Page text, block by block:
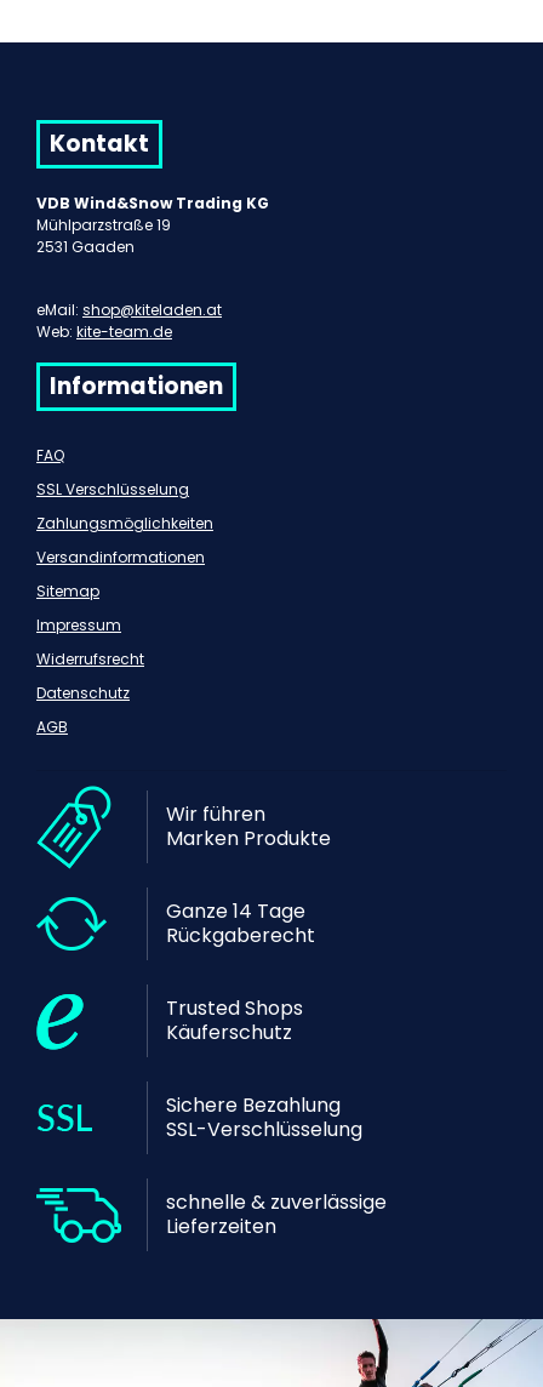
Kontakt
VDB Wind&Snow Trading KG
Mühlparzstraße 19
2531 Gaaden
eMail: shop@kiteladen.at
Web: kite-team.de
Informationen
FAQ
SSL Verschlüsselung
Zahlungsmöglichkeiten
Versandinformationen
Sitemap
Impressum
Widerrufsrecht
Datenschutz
AGB
Wir führen
Marken Produkte
Ganze 14 Tage
Rückgaberecht
Trusted Shops
Käuferschutz
Sichere Bezahlung
SSL-Verschlüsselung
schnelle & zuverlässige
Lieferzeiten